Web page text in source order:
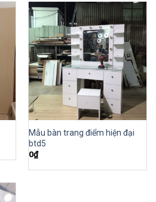
Mẫu bàn trang điểm hiện đại
btd5
0₫